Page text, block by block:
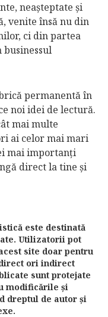
neaşteptate şi
venite însă nu din
ci din partea
permanentă în
noi idei de lectură.
mai multe
ai celor mai mari
mai importanţi
direct la tine şi
este destinată
Utilizatorii pot
site doar pentru
ori indirect
sunt protejate
modificările şi
dreptul de autor şi